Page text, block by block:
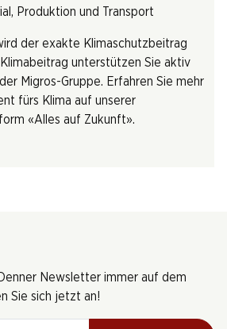
Produktion und Transport
der exakte Klimaschutzbeitrag
unterstützen Sie aktiv
Migros-Gruppe. Erfahren Sie mehr
fürs Klima auf unserer
«Alles auf Zukunft».
Newsletter immer auf dem
Sie sich jetzt an!